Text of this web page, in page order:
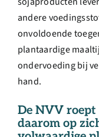
andere
onvoldoende
plantaardige
ondervoeding bij
hand.
De NVV
daarom op